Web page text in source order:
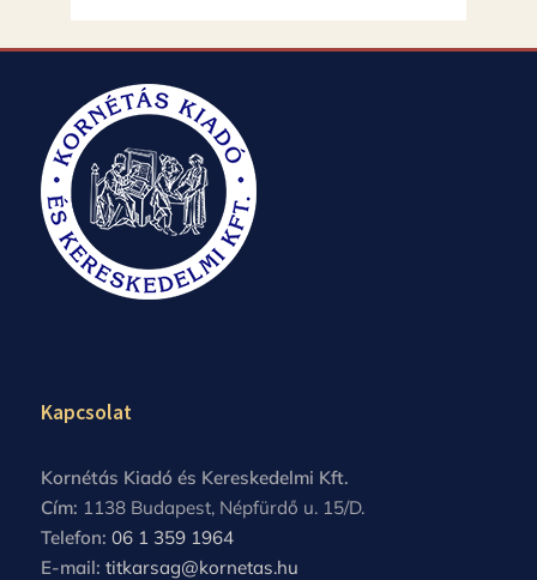
termék
Kapcsolat
Kornétás Kiadó és Kereskedelmi Kft.
Cím: 1138 Budapest, Népfürdő u. 15/D.
Telefon: 06 1 359 1964
E-mail: titkarsag@kornetas.hu